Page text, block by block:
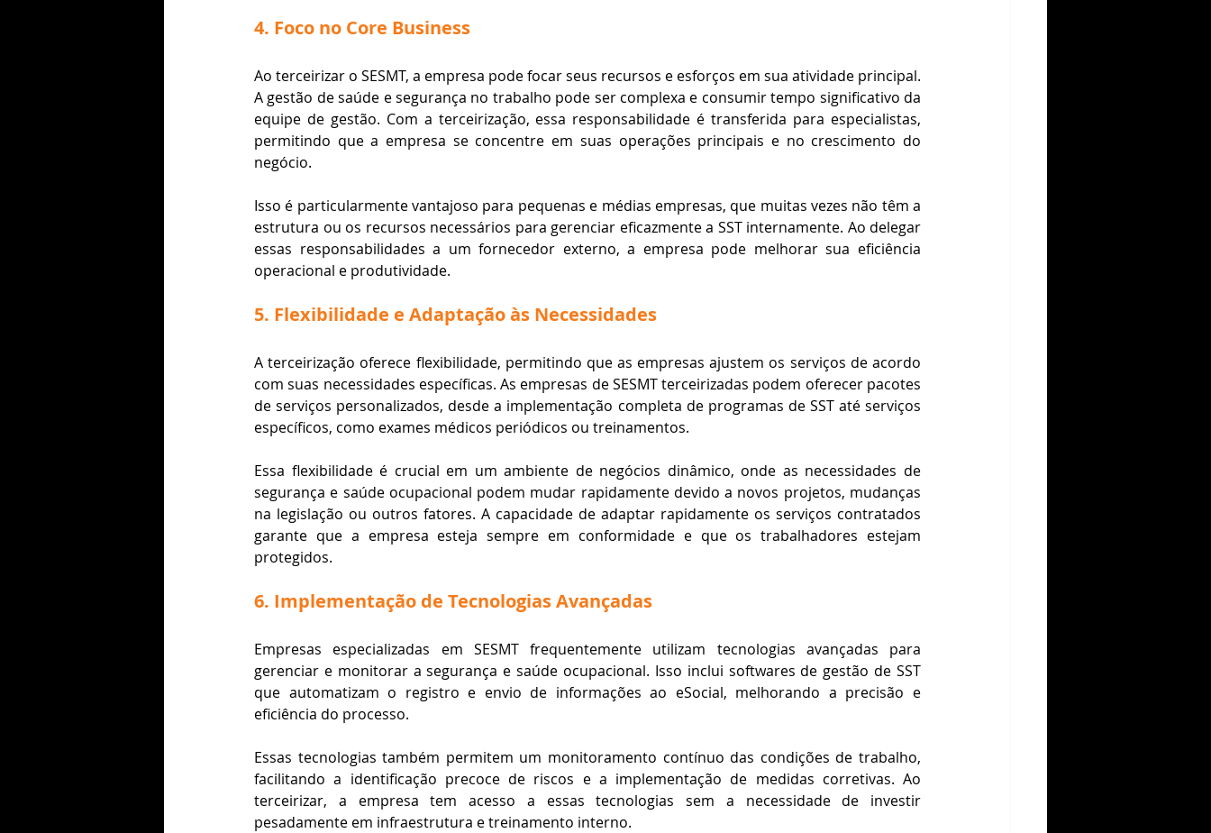
4. Foco no Core Business
Ao terceirizar o SESMT, a empresa pode focar seus recursos e esforços em sua atividade principal.
A gestão de saúde e segurança no trabalho pode ser complexa e consumir tempo significativo da
equipe de gestão. Com a terceirização, essa responsabilidade é transferida para especialistas,
permitindo que a empresa se concentre em suas operações principais e no crescimento do
negócio.
Isso é particularmente vantajoso para pequenas e médias empresas, que muitas vezes não têm a
estrutura ou os recursos necessários para gerenciar eficazmente a SST internamente. Ao delegar
essas responsabilidades a um fornecedor externo, a empresa pode melhorar sua eficiência
operacional e produtividade​​.
5. Flexibilidade e Adaptação às Necessidades
A terceirização oferece flexibilidade, permitindo que as empresas ajustem os serviços de acordo
com suas necessidades específicas. As empresas de SESMT terceirizadas podem oferecer pacotes
de serviços personalizados, desde a implementação completa de programas de SST até serviços
específicos, como exames médicos periódicos ou treinamentos.
Essa flexibilidade é crucial em um ambiente de negócios dinâmico, onde as necessidades de
segurança e saúde ocupacional podem mudar rapidamente devido a novos projetos, mudanças
na legislação ou outros fatores. A capacidade de adaptar rapidamente os serviços contratados
garante que a empresa esteja sempre em conformidade e que os trabalhadores estejam
protegidos​.
6. Implementação de Tecnologias Avançadas
Empresas especializadas em SESMT frequentemente utilizam tecnologias avançadas para
gerenciar e monitorar a segurança e saúde ocupacional. Isso inclui softwares de gestão de SST
que automatizam o registro e envio de informações ao eSocial, melhorando a precisão e
eficiência do processo​​.
Essas tecnologias também permitem um monitoramento contínuo das condições de trabalho,
facilitando a identificação precoce de riscos e a implementação de medidas corretivas. Ao
terceirizar, a empresa tem acesso a essas tecnologias sem a necessidade de investir
pesadamente em infraestrutura e treinamento interno.